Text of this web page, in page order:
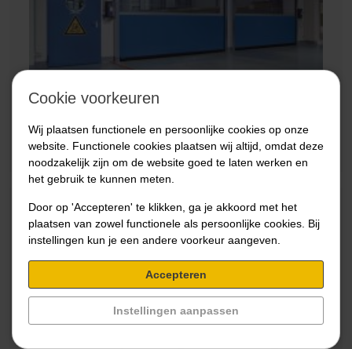
DD S915 FLL
Bekijk
Cookie voorkeuren
Wij plaatsen functionele en persoonlijke cookies op onze
website. Functionele cookies plaatsen wij altijd, omdat deze
noodzakelijk zijn om de website goed te laten werken en
het gebruik te kunnen meten.
Door op 'Accepteren' te klikken, ga je akkoord met het
plaatsen van zowel functionele als persoonlijke cookies. Bij
instellingen kun je een andere voorkeur aangeven.
Accepteren
Instellingen aanpassen